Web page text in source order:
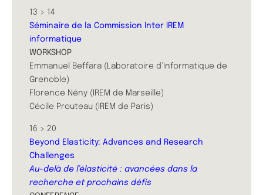
13 > 14
Séminaire de la Commission Inter IREM
informatique
WORKSHOP
Emmanuel Beffara (Laboratoire d’Informatique de
Grenoble)
Florence Nény (IREM de Marseille)
Cécile Prouteau (IREM de Paris)
16 > 20
Beyond Elasticity: Advances and Research
Challenges
Au-delà de l’élasticité : avancées dans la
recherche et prochains défis